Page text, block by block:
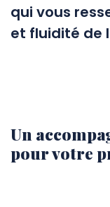
qui vous
et fluidité de
Un
pour votre